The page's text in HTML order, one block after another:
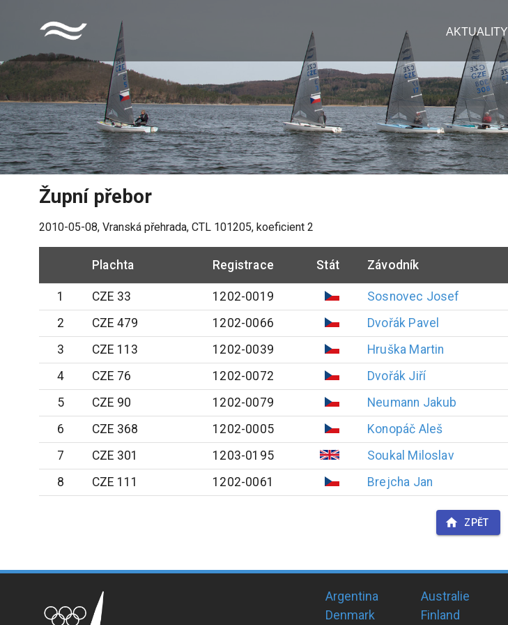
AKTUALITY
Župní přebor
2010-05-08, Vranská přehrada, CTL 101205, koeficient 2
Plachta Registrace Stát Závodník
1 CZE 33 1202-0019 Sosnovec Josef
2
CZE 479 1202-0066 Dvořák Pavel
3
CZE 113 1202-0039 Hruška Martin
4
CZE 76 1202-0072 Dvořák Jiří
5
CZE 90 1202-0079 Neumann Jakub
6
CZE 368 1202-0005 Konopáč Aleš
7
CZE 301 1203-0195 Soukal Miloslav
8
CZE 111 1202-0061 Brejcha Jan
ZPĚT
Argentina Australie
Denmark
Finland